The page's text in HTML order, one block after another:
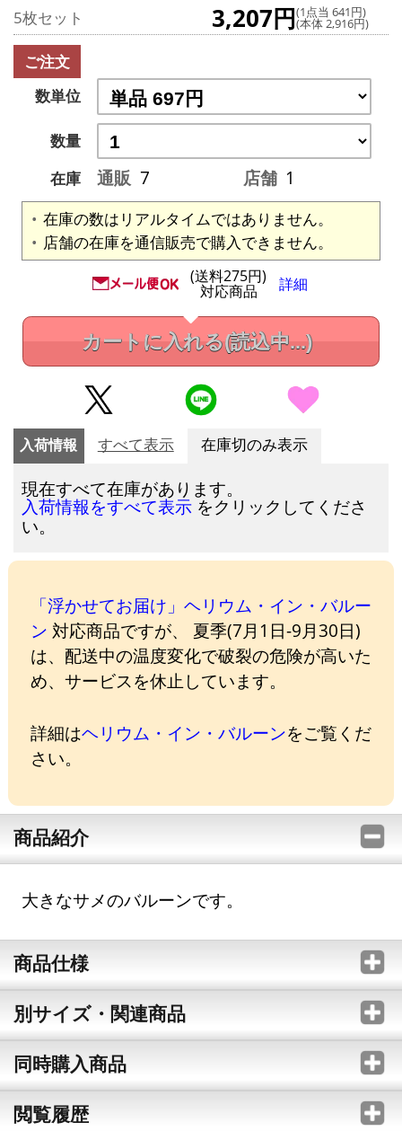
5枚セット 3,207円(1点当 641円)
(本体 2,916円)
ご注文
数単位
数量
在庫
通販 7 店舗 1
在庫の数はリアルタイムではありません。
店舗の在庫を通信販売で購入できません。
(送料275円)
対応商品 詳細
カートに入れる(読込中...)
入荷情報 すべて表示 在庫切のみ表示
現在すべて在庫があります。
入荷情報をすべて表示 をクリックしてくださ
い。
「浮かせてお届け」ヘリウム・イン・バルー
ン 対応商品ですが、 夏季(7月1日-9月30日)
は、配送中の温度変化で破裂の危険が高いた
め、サービスを休止しています。
詳細はヘリウム・イン・バルーンをご覧くだ
さい。
商品紹介
大きなサメのバルーンです。
商品仕様
別サイズ・関連商品
同時購入商品
閲覧履歴